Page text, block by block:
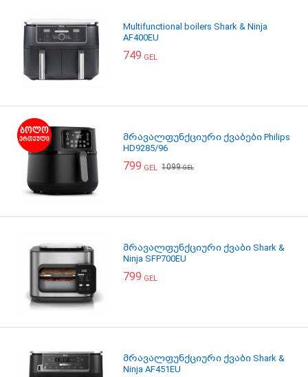
Multifunctional boilers Shark & Ninja
AF400EU
749 GEL
მრავალფუნქციური ქვაბები Philips
HD9285/96
799 GEL 1099GEL
მრავალფუნქციური ქვაბი Shark &
Ninja SFP700EU
799 GEL
მრავალფუნქციური ქვაბი Shark &
Ninja AF451EU